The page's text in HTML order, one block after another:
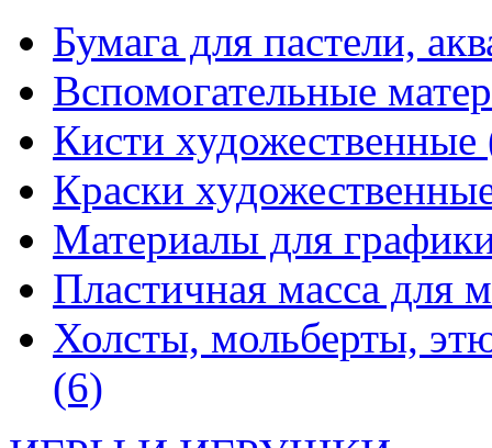
Бумага для пастели,
Вспомогательные
Кисти художественные
Краски
Материалы для
Пластичная масса для
Холсты, мольберты,
(6)